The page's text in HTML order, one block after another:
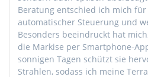
Beratung entschied ich mich
automatischer Steuerung und
Besonders beeindruckt hat
die Markise per Smartphone-
sonnigen Tagen schützt sie
Strahlen, sodass ich meine